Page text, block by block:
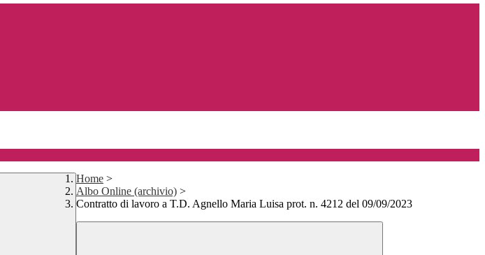
Home >
Albo Online (archivio) >
Contratto di lavoro a T.D. Agnello Maria Luisa prot. n. 4212 del 09/09/2023